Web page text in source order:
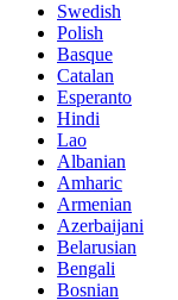
Swedish
Polish
Basque
Catalan
Esperanto
Hindi
Lao
Albanian
Amharic
Armenian
Azerbaijani
Belarusian
Bengali
Bosnian